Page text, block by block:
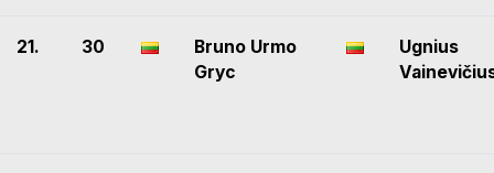
21. 30
Bruno Urmo
Gryc
Ugnius